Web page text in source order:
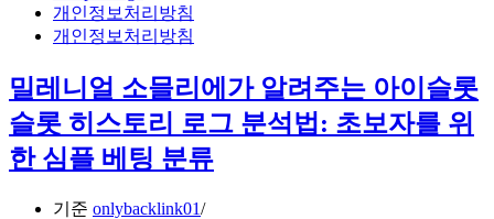
뉴
개인정보처리방침
개인정보처리방침
밀레니얼 소믈리에가 알려주는 아이슬롯
슬롯 히스토리 로그 분석법: 초보자를 위
한 심플 베팅 분류
기준 onlybacklink01